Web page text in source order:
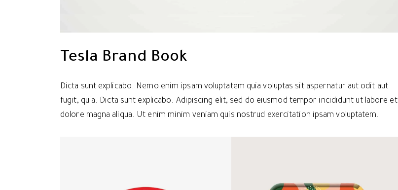
Tesla Brand Book
Dicta sunt explicabo. Nemo enim ipsam voluptatem quia voluptas sit aspernatur aut odit aut
fugit, quia. Dicta sunt explicabo. Adipiscing elit, sed do eiusmod tempor incididunt ut labore et
dolore magna aliqua. Ut enim minim veniam quis nostrud exercitation ipsam voluptatem.